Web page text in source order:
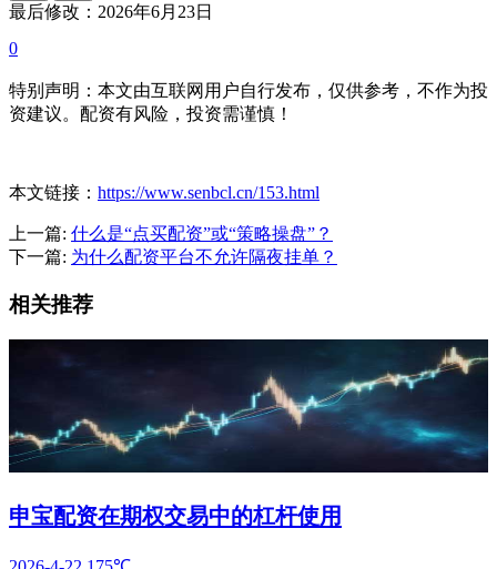
最后修改：2026年6月23日
0
特别声明：本文由互联网用户自行发布，仅供参考，不作为投
资建议。配资有风险，投资需谨慎！
本文链接： https://www.senbcl.cn/153.html
上一篇: 什么是“点买配资”或“策略操盘”？
下一篇: 为什么配资平台不允许隔夜挂单？
相关推荐
申宝配资在期权交易中的杠杆使用